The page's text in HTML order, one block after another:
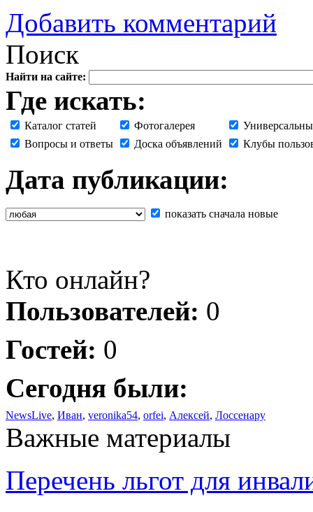
Добавить комментарий
Поиск
Найти на сайте:
Где искать:
Каталог статей Фотогалерея
Вопросы и ответы
Доска объявлений Клубы
Дата публикации:
показать сначала новые
Кто онлайн?
Пользователей: 0
Гостей: 0
Сегодня были:
NewsLive, Иван, veronika54, orfei, Алексей, Лоссенару
Важные материалы
Перечень льгот для